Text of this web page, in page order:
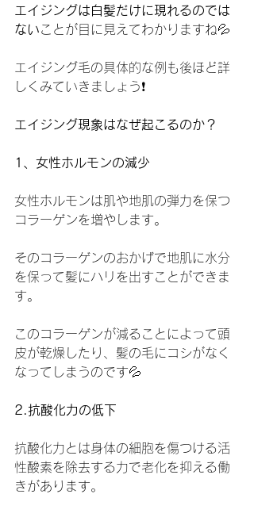
エイジングは白髪だけに現れるのでは
ないことが目に見えてわかりますね💦
エイジング毛の具体的な例も後ほど詳
しくみていきましょう❗️
エイジング現象はなぜ起こるのか？
1、女性ホルモンの減少
女性ホルモンは肌や地肌の弾力を保つ
コラーゲンを増やします。
そのコラーゲンのおかげで地肌に水分
を保って髪にハリを出すことができま
す。
このコラーゲンが減ることによって頭
皮が乾燥したり、髪の毛にコシがなく
なってしまうのです💦
2.抗酸化力の低下
抗酸化力とは身体の細胞を傷つける活
性酸素を除去する力で老化を抑える働
きがあります。